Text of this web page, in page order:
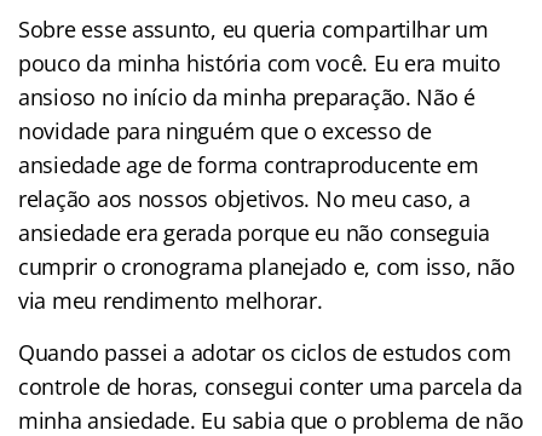
Sobre esse assunto, eu queria compartilhar um
pouco da minha história com você. Eu era muito
ansioso no início da minha preparação. Não é
novidade para ninguém que o excesso de
ansiedade age de forma contraproducente em
relação aos nossos objetivos. No meu caso, a
ansiedade era gerada porque eu não conseguia
cumprir o cronograma planejado e, com isso, não
via meu rendimento melhorar.
Quando passei a adotar os ciclos de estudos com
controle de horas, consegui conter uma parcela da
minha ansiedade. Eu sabia que o problema de não